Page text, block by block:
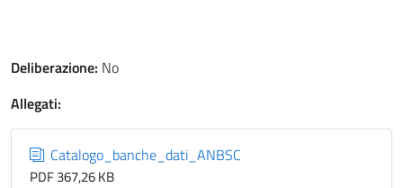
Deliberazione: No
Allegati:
Catalogo_banche_dati_ANBSC
PDF 367,26 KB